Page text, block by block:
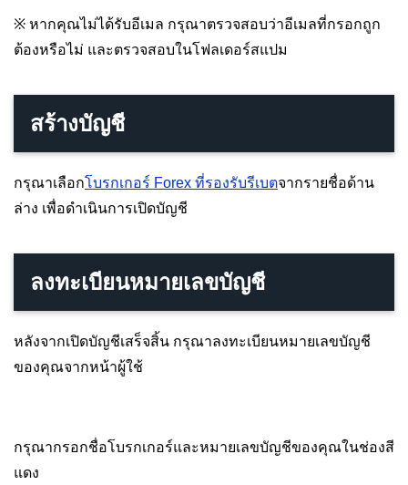
※ หากคุณไม่ได้รับอีเมล กรุณาตรวจสอบว่าอีเมลที่กรอกถูก
ต้องหรือไม่ และตรวจสอบในโฟลเดอร์สแปม
สร้างบัญชี
กรุณาเลือกโบรกเกอร์ Forex ที่รองรับรีเบตจากรายชื่อด้าน
ล่าง เพื่อดำเนินการเปิดบัญชี
ลงทะเบียนหมายเลขบัญชี
หลังจากเปิดบัญชีเสร็จสิ้น กรุณาลงทะเบียนหมายเลขบัญชี
ของคุณจากหน้าผู้ใช้
กรุณากรอกชื่อโบรกเกอร์และหมายเลขบัญชีของคุณในช่องสี
แดง